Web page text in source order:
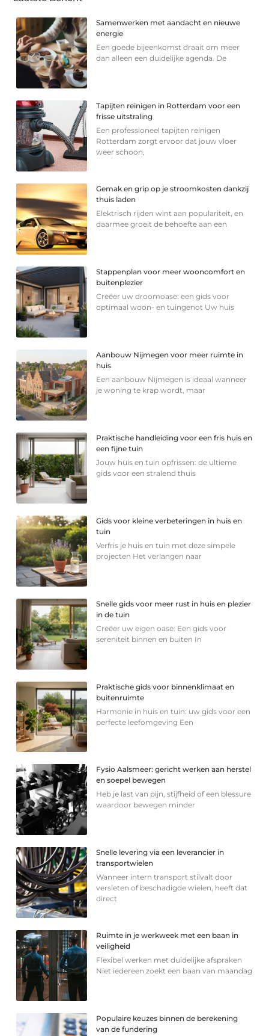
Samenwerken met aandacht en nieuwe
energie
Een goede bijeenkomst draait om meer
dan alleen een duidelijke agenda. De
Tapijten reinigen in Rotterdam voor een
frisse uitstraling
Een professioneel tapijten reinigen
Rotterdam zorgt ervoor dat jouw vloer
weer schoon,
Gemak en grip op je stroomkosten dankzij
thuis laden
Elektrisch rijden wint aan populariteit, en
daarmee groeit de behoefte aan een
Stappenplan voor meer wooncomfort en
buitenplezier
Creëer uw droomoase: een gids voor
optimaal woon- en tuingenot Uw huis
Aanbouw Nijmegen voor meer ruimte in
huis
Een aanbouw Nijmegen is ideaal wanneer
je woning te krap wordt, maar
Praktische handleiding voor een fris huis en
een fijne tuin
Jouw huis en tuin opfrissen: de ultieme
gids voor een stralend thuis
Gids voor kleine verbeteringen in huis en
tuin
Verfris je huis en tuin met deze simpele
projecten Het verlangen naar
Snelle gids voor meer rust in huis en plezier
in de tuin
Creëer uw eigen oase: Een gids voor
sereniteit binnen en buiten In
Praktische gids voor binnenklimaat en
buitenruimte
Harmonie in huis en tuin: uw gids voor een
perfecte leefomgeving Een
Fysio Aalsmeer: gericht werken aan herstel
en soepel bewegen
Heb je last van pijn, stijfheid of een blessure
waardoor bewegen minder
Snelle levering via een leverancier in
transportwielen
Wanneer intern transport stilvalt door
versleten of beschadigde wielen, heeft dat
direct
Ruimte in je werkweek met een baan in
veiligheid
Flexibel werken met duidelijke afspraken
Niet iedereen zoekt een baan van maandag
Populaire keuzes binnen de berekening
van de fundering